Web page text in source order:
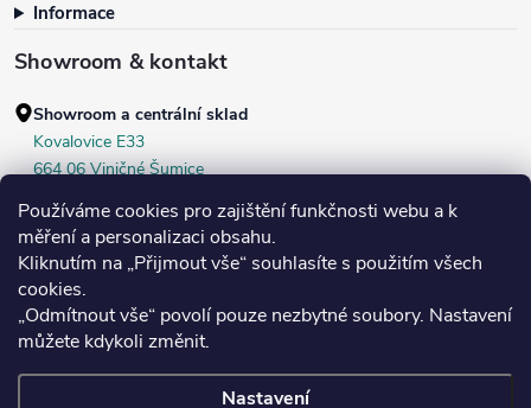
Používáme cookies pro zajištění funkčnosti webu a k
měření a personalizaci obsahu.
Kliknutím na „Přijmout vše“ souhlasíte s použitím všech
cookies.
„Odmítnout vše“ povolí pouze nezbytné soubory. Nastavení
můžete kdykoli změnit.
Nastavení
Informace
Showroom & kontakt
Showroom a centrální sklad
Kovalovice E33
664 06 Viničné Šumice
+420 604 536 499
Po–Pá:7:30–16:00
Středa:
Sobota:8:00–10:00